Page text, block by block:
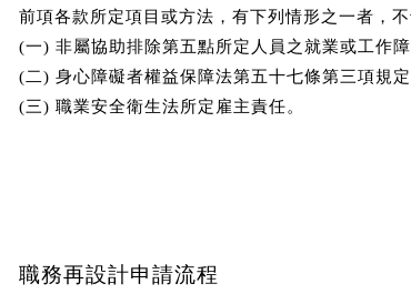
前項各款所定項目或方法，有下列情形之一者，不
(一) 非屬協助排除第五點所定人員之就業或工作障
(二) 身心障礙者權益保障法第五十七條第三項規
(三) 職業安全衛生法所定雇主責任。
職務再設計申請流程